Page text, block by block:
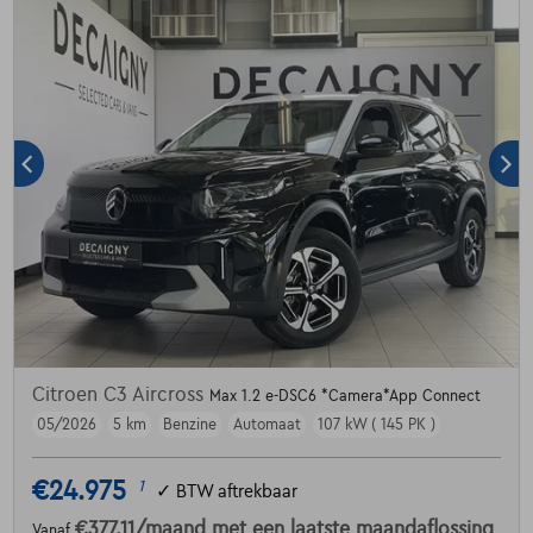
Citroen C3 Aircross Max 1.2 e-DSC6 *Camera*App Connect
05/2026
5 km Benzine Automaat 107 kW ( 145 PK )
€24.975 1 ✓ BTW aftrekbaar